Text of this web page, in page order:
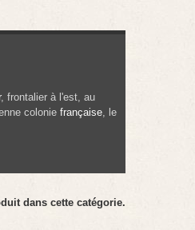
, frontalier à l'est, au
colonie française, le
dans cette catégorie.